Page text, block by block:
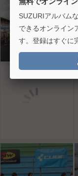
SUZURIアルバム
できるオンライン
す。登録はすぐに